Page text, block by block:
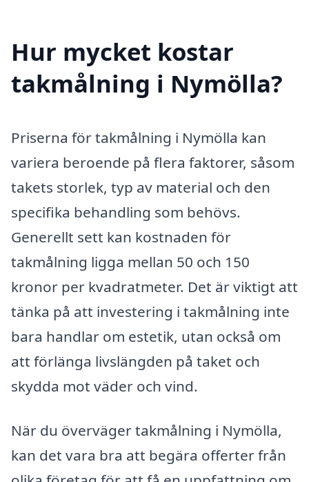
Hur mycket kostar
takmålning i Nymölla?
Priserna för takmålning i Nymölla kan
variera beroende på flera faktorer, såsom
takets storlek, typ av material och den
specifika behandling som behövs.
Generellt sett kan kostnaden för
takmålning ligga mellan 50 och 150
kronor per kvadratmeter. Det är viktigt att
tänka på att investering i takmålning inte
bara handlar om estetik, utan också om
att förlänga livslängden på taket och
skydda mot väder och vind.
När du överväger takmålning i Nymölla,
kan det vara bra att begära offerter från